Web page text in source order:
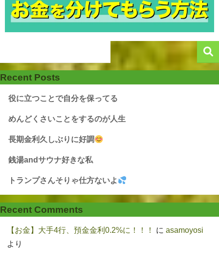
Recent Posts
役に立つことで自分を保ってる
めんどくさいことをするのが人生
長期金利久しぶりに好調
銭湯andサウナ好きな私
トランプさんそりゃ仕方ないよ
Recent Comments
【お金】大手4行、預金金利0.2%に！！！ に asamoyosi
より